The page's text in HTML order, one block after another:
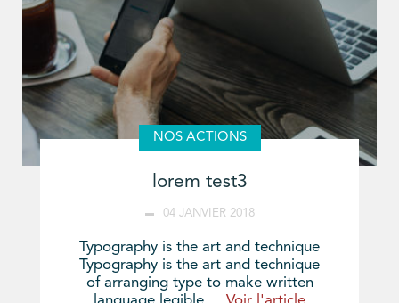
NOS ACTIONS
lorem test3
04 JANVIER 2018
Typography is the art and technique
Typography is the art and technique
of arranging type to make written